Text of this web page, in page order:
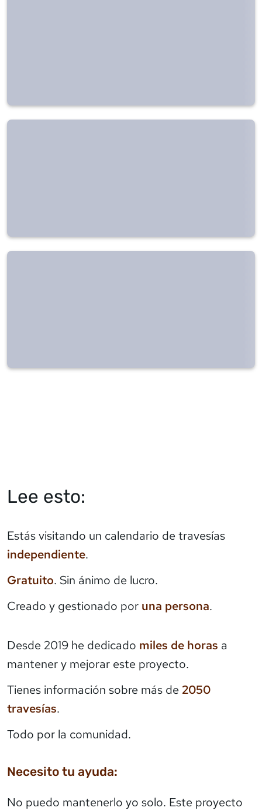
Lee esto:
Estás visitando un calendario de travesías
independiente.
Gratuito. Sin ánimo de lucro.
Creado y gestionado por una persona.
Desde 2019 he dedicado miles de horas a
mantener y mejorar este proyecto.
Tienes información sobre más de 2050
travesías.
Todo por la comunidad.
Necesito tu ayuda:
No puedo mantenerlo yo solo. Este proyecto